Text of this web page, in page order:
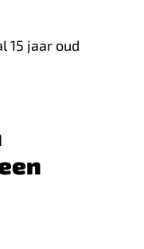
15 jaar oud